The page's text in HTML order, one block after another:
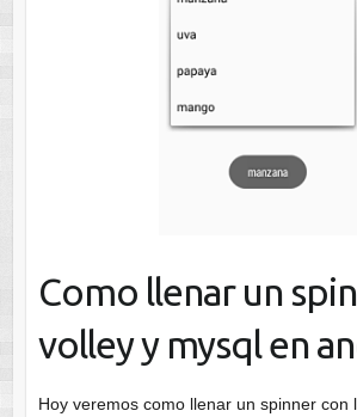
Como llenar un
volley y mysql en
Hoy veremos como llenar un spinner con